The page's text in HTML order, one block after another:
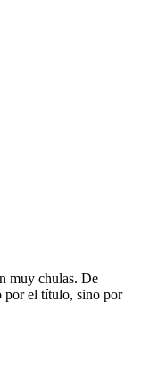
muy chulas. De
por el título, sino por